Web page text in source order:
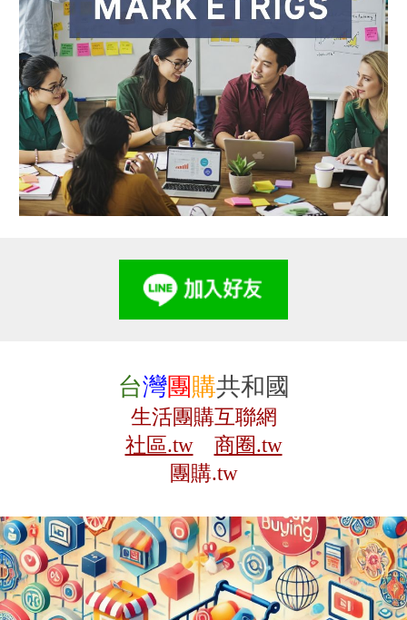
台灣團購共和國
生活團購互聯網
社區.tw
商圈.tw
團購.tw